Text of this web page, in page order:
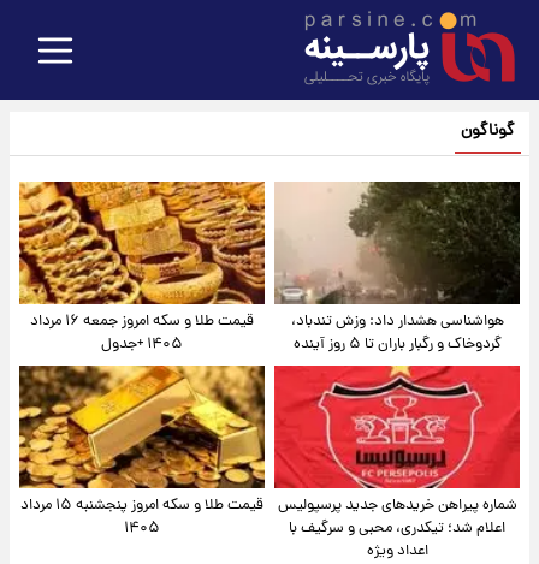
گوناگون
هواشناسی هشدار داد: وزش تندباد،
گردوخاک و رگبار باران تا ۵ روز آینده
قیمت طلا و سکه امروز جمعه ۱۶ مرداد
۱۴۰۵ +جدول
شماره پیراهن خریدهای جدید پرسپولیس
اعلام شد؛ تیکدری، محبی و سرگیف با
اعداد ویژه
قیمت طلا و سکه امروز پنجشنبه ۱۵ مرداد
۱۴۰۵